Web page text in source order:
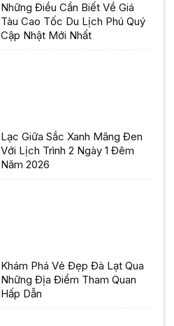
Những Điều Cần Biết Về Giá
Tàu Cao Tốc Du Lịch Phú Quý
Cập Nhật Mới Nhất
Lạc Giữa Sắc Xanh Măng Đen
Với Lịch Trình 2 Ngày 1 Đêm
Năm 2026
Khám Phá Vẻ Đẹp Đà Lạt Qua
Những Địa Điểm Tham Quan
Hấp Dẫn